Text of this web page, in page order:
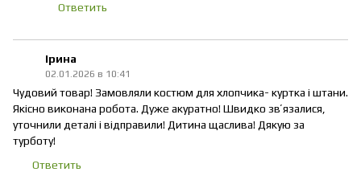
Ответить
Ірина
02.01.2026 в 10:41
Чудовий товар! Замовляли костюм для хлопчика- куртка і штани.
Якісно виконана робота. Дуже акуратно! Швидко звʼязалися,
уточнили деталі і відправили! Дитина щаслива! Дякую за
турботу!
Ответить